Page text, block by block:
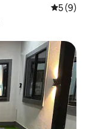
Note
5 (9)